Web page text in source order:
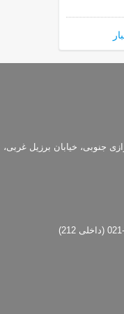
جنوبی، خیابان برزیل غربی،